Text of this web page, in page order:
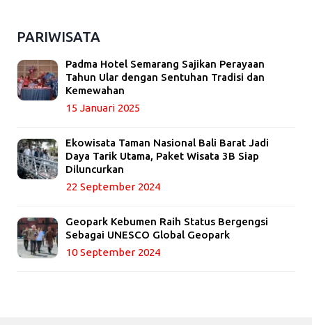
PARIWISATA
Padma Hotel Semarang Sajikan Perayaan
Tahun Ular dengan Sentuhan Tradisi dan
Kemewahan
15 Januari 2025
Ekowisata Taman Nasional Bali Barat Jadi
Daya Tarik Utama, Paket Wisata 3B Siap
Diluncurkan
22 September 2024
Geopark Kebumen Raih Status Bergengsi
Sebagai UNESCO Global Geopark
10 September 2024